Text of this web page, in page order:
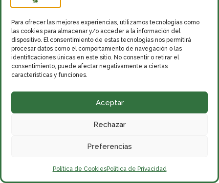
Para ofrecer las mejores experiencias, utilizamos tecnologías como
las cookies para almacenar y/o acceder a la información del
dispositivo. El consentimiento de estas tecnologías nos permitirá
procesar datos como el comportamiento de navegación o las
identificaciones únicas en este sitio. No consentir o retirar el
consentimiento, puede afectar negativamente a ciertas
características y funciones.
Aceptar
Rechazar
Preferencias
Política de CookiesPolítica de Privacidad
actuaciones obligan a relacionar
normativa de fauna, inspección
administrativa, sanidad, bienestar
animal y policía medioambiental.
¿Qué enseña esta
noticia a quien
quiere ser Agente
del Medio Natural?
exige mucho más que presencia en